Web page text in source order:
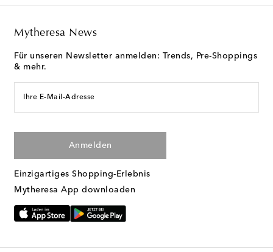
Mytheresa News
Für unseren Newsletter anmelden: Trends, Pre-Shoppings
& mehr.
Ihre E-Mail-Adresse
Anmelden
Einzigartiges Shopping-Erlebnis
Mytheresa App downloaden